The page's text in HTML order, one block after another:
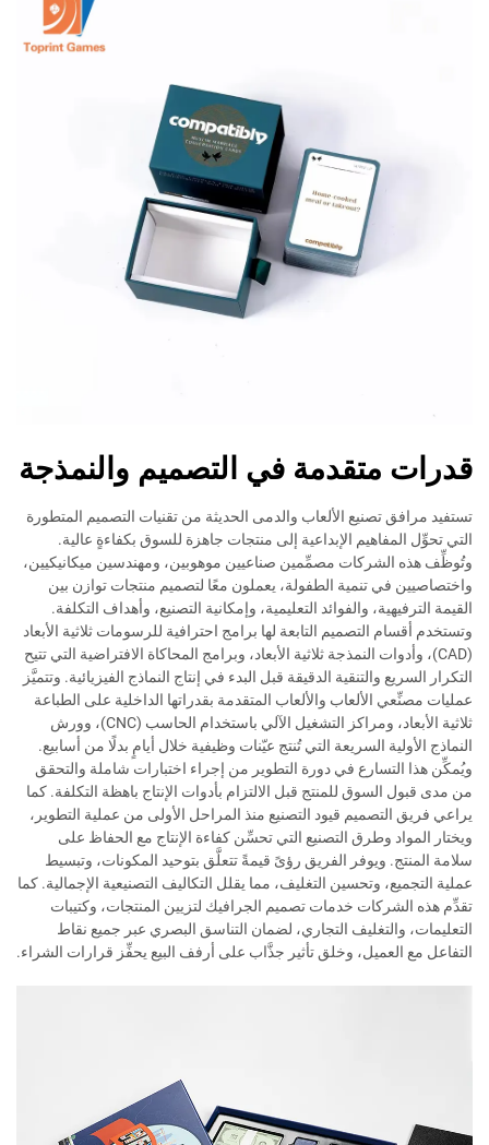
قدرات متقدمة في التصميم والنمذجة
تستفيد مرافق تصنيع الألعاب والدمى الحديثة من تقنيات التصميم المتطورة
التي تحوِّل المفاهيم الإبداعية إلى منتجات جاهزة للسوق بكفاءةٍ عالية.
وتُوظِّف هذه الشركات مصمِّمين صناعيين موهوبين، ومهندسين ميكانيكيين،
واختصاصيين في تنمية الطفولة، يعملون معًا لتصميم منتجات توازن بين
القيمة الترفيهية، والفوائد التعليمية، وإمكانية التصنيع، وأهداف التكلفة.
وتستخدم أقسام التصميم التابعة لها برامج احترافية للرسومات ثلاثية الأبعاد
(CAD)، وأدوات النمذجة ثلاثية الأبعاد، وبرامج المحاكاة الافتراضية التي تتيح
التكرار السريع والتنقية الدقيقة قبل البدء في إنتاج النماذج الفيزيائية. وتتميَّز
عمليات مصنِّعي الألعاب والألعاب المتقدمة بقدراتها الداخلية على الطباعة
ثلاثية الأبعاد، ومراكز التشغيل الآلي باستخدام الحاسب (CNC)، وورش
النماذج الأولية السريعة التي تُنتج عيّنات وظيفية خلال أيامٍ بدلًا من أسابيع.
ويُمكِّن هذا التسارع في دورة التطوير من إجراء اختبارات شاملة والتحقق
من مدى قبول السوق للمنتج قبل الالتزام بأدوات الإنتاج باهظة التكلفة. كما
يراعي فريق التصميم قيود التصنيع منذ المراحل الأولى من عملية التطوير،
ويختار المواد وطرق التصنيع التي تحسِّن كفاءة الإنتاج مع الحفاظ على
سلامة المنتج. ويوفر الفريق رؤىً قيمةً تتعلَّق بتوحيد المكونات، وتبسيط
عملية التجميع، وتحسين التغليف، مما يقلل التكاليف التصنيعية الإجمالية. كما
تقدِّم هذه الشركات خدمات تصميم الجرافيك لتزيين المنتجات، وكتيبات
التعليمات، والتغليف التجاري، لضمان التناسق البصري عبر جميع نقاط
التفاعل مع العميل، وخلق تأثير جذَّاب على أرفف البيع يحفِّز قرارات الشراء.